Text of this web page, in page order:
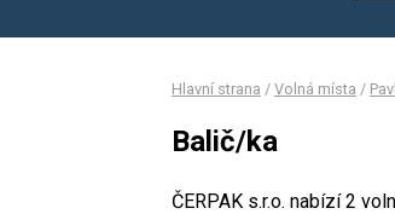
Hlavní strana / Volná místa /
Balič/ka
ČERPAK s.r.o. nabízí 2